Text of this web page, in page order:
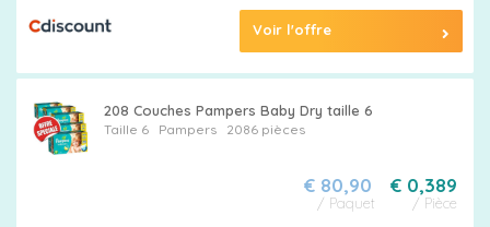
Voir l'offre
208 Couches Pampers Baby Dry taille 6
Taille 6 Pampers2086 pièces
€ 0,389
/ Pièce
€ 80,90
/ Paquet